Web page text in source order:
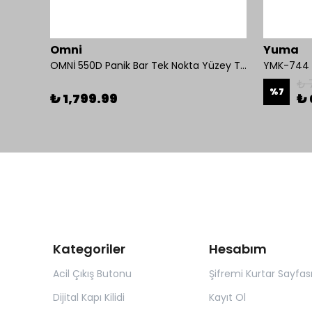
Omni
OMNİ 550D Panik Bar Tek Nokta Yüzey Tip
₺ 1,799.99
Yuma
YMK-744
%7 ₺
Kategoriler
Acil Çıkış Butonu
Dijital Kapı Kilidi
Hesabım
Şifremi Kurtar Sayfası
Kayıt Ol